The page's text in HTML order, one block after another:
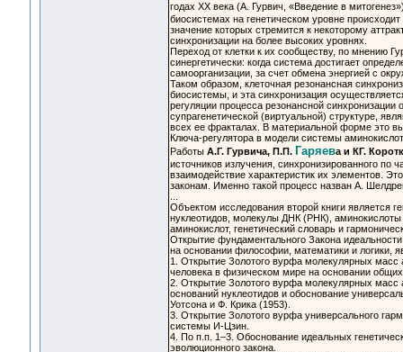
годах XX века (А. Гурвич, «Введение в
биосистемах на генетическом уровне
значение которых стремится к некоторому
синхронизации на более высоких уровнях.
Переход от клетки к их сообществу, по мнению
синергетически: когда система достигает
самоорганизации, за счет обмена энергией с
Таком образом, клеточная резонансная
биосистемы, и эта синхронизация
регуляции процесса резонансной
супрагенетической (виртуальной) структуре,
всех ее фракталах. В материальной форме это
Ключа-регулятора в модели системы
Работы А.Г. Гурвича, П.П. Гаряева и КГ.
источников излучения, синхронизированного по
взаимодействие характеристик их элементов.
законам. Именно такой процесс назван А.
Объектом исследования второй книги является
нуклеотидов, молекулы ДНК (РНК),
аминокислот, генетический словарь и
Открытие фундаментального Закона
на основании философии, математики и логики,
1. Открытие Золотого вурфа молекулярных масс
человека в физическом мире на основании
2. Открытие Золотого вурфа молекулярных масс
оснований нуклеотидов и обоснование
Уотсона и Ф. Крика (1953).
3. Открытие Золотого вурфа универсального
системы И-Цзин.
4. По п.п. 1–3. Обоснование идеальных
эволюционного закона.